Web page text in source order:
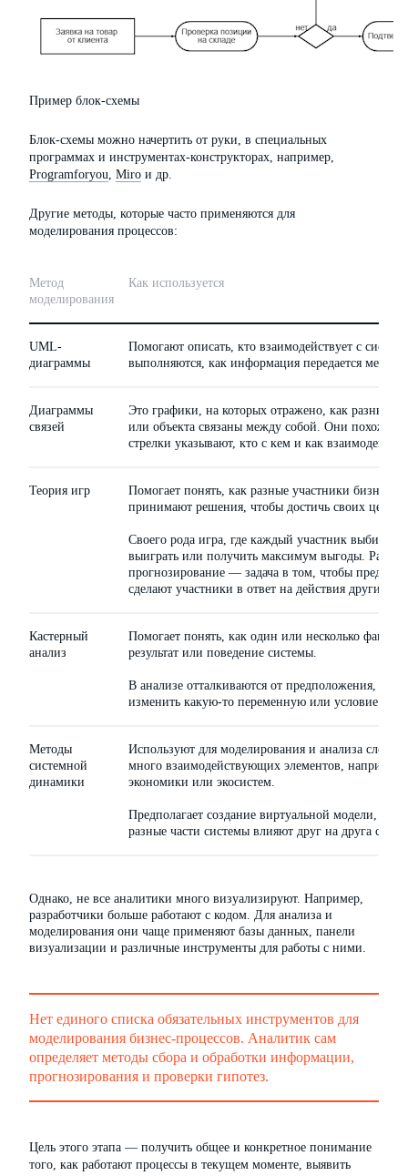
Пример блок-схемы
Блок-схемы можно начертить от руки, в специальных
программах и инструментах-конструкторах, например,
Programforyou, Miro и др.
Другие методы, которые часто применяются для
моделирования процессов:
Метод
моделирования
Как используется
UML-
диаграммы
Помогают описать, кто взаимодействует с
выполняются, как информация передается между
Диаграммы
связей
Это графики, на которых отражено, как разные
или объекта связаны между собой. Они похожи
стрелки указывают, кто с кем и как
Теория игр
Помогает понять, как разные участники бизнес-
принимают решения, чтобы достичь своих целей.
Своего рода игра, где каждый участник
выиграть или получить максимум выгоды.
прогнозирование — задача в том, чтобы
сделают участники в ответ на действия других.
Кастерный
анализ
Помогает понять, как один или несколько
результат или поведение системы.
В анализе отталкиваются от предположения, что
изменить какую-то переменную или условие
Методы
системной
динамики
Используют для моделирования и анализа
много взаимодействующих элементов, например,
экономики или экосистем.
Предполагает создание виртуальной модели,
разные части системы влияют друг на друга со
Однако, не все аналитики много визуализируют. Например,
разработчики больше работают с кодом. Для анализа и
моделирования они чаще применяют базы данных, панели
визуализации и различные инструменты для работы с ними.
Нет единого списка обязательных инструментов для
моделирования бизнес-процессов. Аналитик сам
определяет методы сбора и обработки информации,
прогнозирования и проверки гипотез.
Цель этого этапа — получить общее и конкретное понимание
того, как работают процессы в текущем моменте, выявить